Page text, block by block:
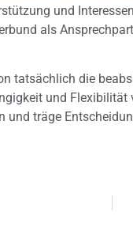
und
als
tatsächlich die
und
und träge